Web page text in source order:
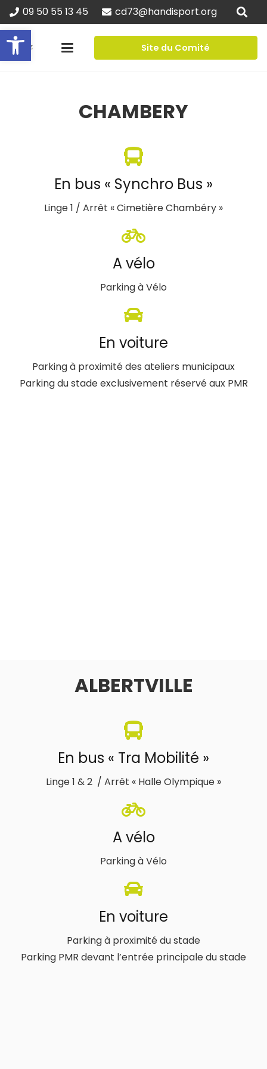
Ouvrir la barre d’outils
09 50 55 13 45 cd73@handisport.org
Site du Comité
CHAMBERY
En bus « Synchro Bus »
Linge 1 / Arrêt « Cimetière Chambéry »
A vélo
Parking à Vélo
En voiture
Parking à proximité des ateliers municipaux
Parking du stade exclusivement réservé aux PMR
ALBERTVILLE
En bus « Tra Mobilité »
Linge 1 & 2 / Arrêt « Halle Olympique »
A vélo
Parking à Vélo
En voiture
Parking à proximité du stade
Parking PMR devant l’entrée principale du stade